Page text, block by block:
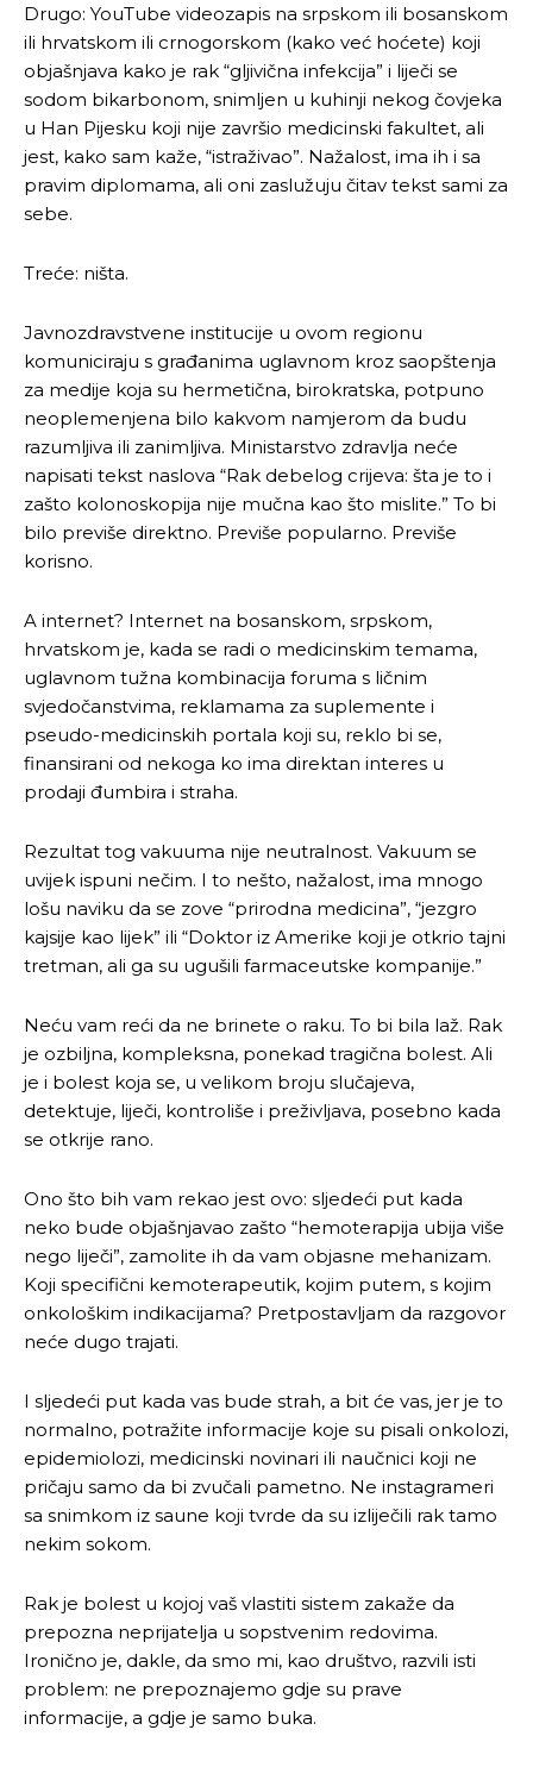
[wpuf_form id=”7463”]
[wpuf_form id=”7463”]
Drugo: YouTube videozapis na srpskom ili bosanskom
ili hrvatskom ili crnogorskom (kako već hoćete) koji
objašnjava kako je rak “gljivična infekcija” i liječi se
sodom bikarbonom, snimljen u kuhinji nekog čovjeka
u Han Pijesku koji nije završio medicinski fakultet, ali
jest, kako sam kaže, “istraživao”. Nažalost, ima ih i sa
pravim diplomama, ali oni zaslužuju čitav tekst sami za
sebe.
Treće: ništa.
Javnozdravstvene institucije u ovom regionu
komuniciraju s građanima uglavnom kroz saopštenja
za medije koja su hermetična, birokratska, potpuno
neoplemenjena bilo kakvom namjerom da budu
razumljiva ili zanimljiva. Ministarstvo zdravlja neće
napisati tekst naslova “Rak debelog crijeva: šta je to i
zašto kolonoskopija nije mučna kao što mislite.” To bi
bilo previše direktno. Previše popularno. Previše
korisno.
A internet? Internet na bosanskom, srpskom,
hrvatskom je, kada se radi o medicinskim temama,
uglavnom tužna kombinacija foruma s ličnim
svjedočanstvima, reklamama za suplemente i
pseudo-medicinskih portala koji su, reklo bi se,
finansirani od nekoga ko ima direktan interes u
prodaji đumbira i straha.
Rezultat tog vakuuma nije neutralnost. Vakuum se
uvijek ispuni nečim. I to nešto, nažalost, ima mnogo
lošu naviku da se zove “prirodna medicina”, “jezgro
kajsije kao lijek” ili “Doktor iz Amerike koji je otkrio tajni
tretman, ali ga su ugušili farmaceutske kompanije.”
Neću vam reći da ne brinete o raku. To bi bila laž. Rak
je ozbiljna, kompleksna, ponekad tragična bolest. Ali
je i bolest koja se, u velikom broju slučajeva,
detektuje, liječi, kontroliše i preživljava, posebno kada
se otkrije rano.
Ono što bih vam rekao jest ovo: sljedeći put kada
neko bude objašnjavao zašto “hemoterapija ubija više
nego liječi”, zamolite ih da vam objasne mehanizam.
Koji specifični kemoterapeutik, kojim putem, s kojim
onkološkim indikacijama? Pretpostavljam da razgovor
neće dugo trajati.
I sljedeći put kada vas bude strah, a bit će vas, jer je to
normalno, potražite informacije koje su pisali onkolozi,
epidemiolozi, medicinski novinari ili naučnici koji ne
pričaju samo da bi zvučali pametno. Ne instagrameri
sa snimkom iz saune koji tvrde da su izliječili rak tamo
nekim sokom.
Rak je bolest u kojoj vaš vlastiti sistem zakaže da
prepozna neprijatelja u sopstvenim redovima.
Ironično je, dakle, da smo mi, kao društvo, razvili isti
problem: ne prepoznajemo gdje su prave
informacije, a gdje je samo buka.